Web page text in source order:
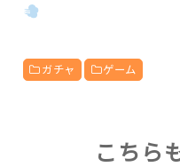
ガチャ ゲーム
こちら